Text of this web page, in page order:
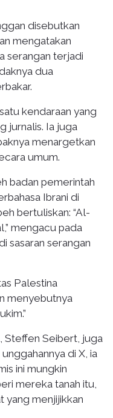
disebutkan
mengatakan
serangan terjadi
dua
kendaraan yang
jurnalis. Ia juga
menargetkan
umum.
badan pemerintah
Ibrani di
bertuliskan: “Al-
mengacu pada
sasaran serangan
Palestina
menyebutnya
Steffen Seibert, juga
di X, ia
ini mungkin
mereka tanah itu,
yang menjijikkan